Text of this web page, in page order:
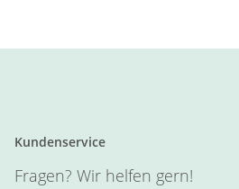
Kundenservice
Fragen? Wir helfen gern!